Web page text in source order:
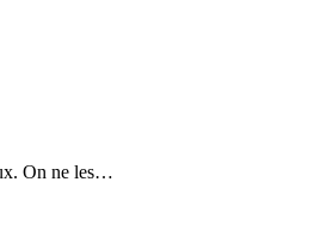
On ne les…